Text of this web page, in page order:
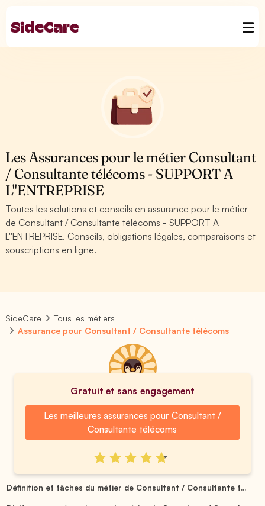
Les Assurances pour le métier Consultant
/ Consultante télécoms - SUPPORT A
L''ENTREPRISE
Toutes les solutions et conseils en assurance pour le métier
de Consultant / Consultante télécoms - SUPPORT A
L''ENTREPRISE. Conseils, obligations légales, comparaisons et
souscriptions en ligne.
SideCare
Tous les métiers
Assurance pour Consultant / Consultante télécoms
Gratuit et sans engagement
Les meilleures assurances pour Consultant /
Consultante télécoms
Définition et tâches du métier de Consultant / Consultante t...